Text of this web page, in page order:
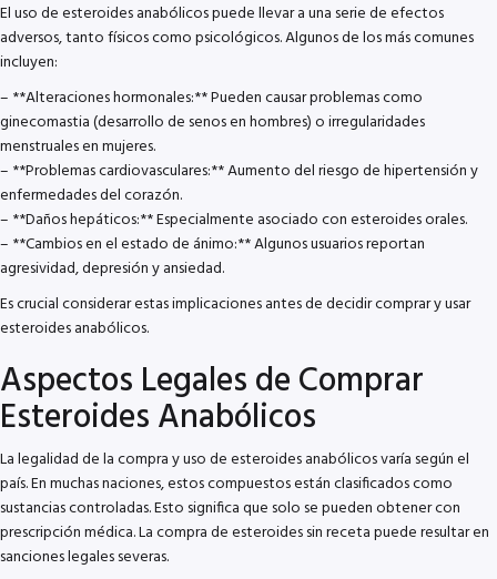
El uso de esteroides anabólicos puede llevar a una serie de efectos
adversos, tanto físicos como psicológicos. Algunos de los más comunes
incluyen:
– **Alteraciones hormonales:** Pueden causar problemas como
ginecomastia (desarrollo de senos en hombres) o irregularidades
menstruales en mujeres.
– **Problemas cardiovasculares:** Aumento del riesgo de hipertensión y
enfermedades del corazón.
– **Daños hepáticos:** Especialmente asociado con esteroides orales.
– **Cambios en el estado de ánimo:** Algunos usuarios reportan
agresividad, depresión y ansiedad.
Es crucial considerar estas implicaciones antes de decidir comprar y usar
esteroides anabólicos.
Aspectos Legales de Comprar
Esteroides Anabólicos
La legalidad de la compra y uso de esteroides anabólicos varía según el
país. En muchas naciones, estos compuestos están clasificados como
sustancias controladas. Esto significa que solo se pueden obtener con
prescripción médica. La compra de esteroides sin receta puede resultar en
sanciones legales severas.